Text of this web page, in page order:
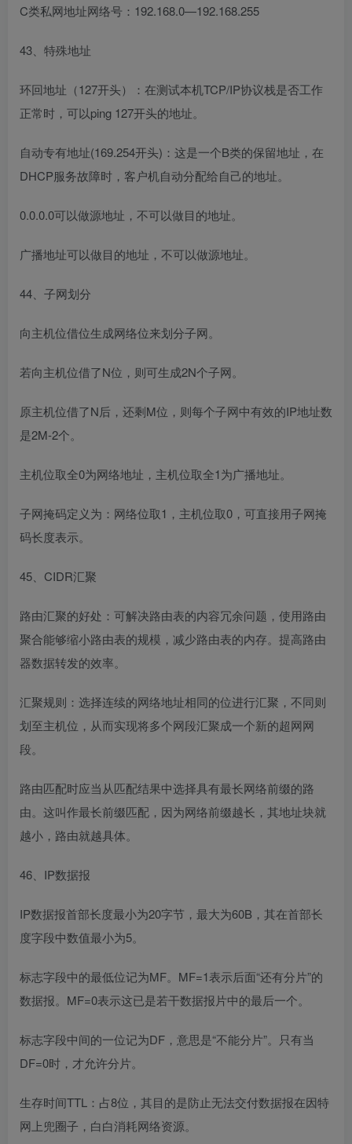
C类私网地址网络号：192.168.0—192.168.255
43、特殊地址
环回地址（127开头）：在测试本机TCP/IP协议栈是否工作
正常时，可以ping 127开头的地址。
自动专有地址(169.254开头)：这是一个B类的保留地址，在
DHCP服务故障时，客户机自动分配给自己的地址。
0.0.0.0可以做源地址，不可以做目的地址。
广播地址可以做目的地址，不可以做源地址。
44、子网划分
向主机位借位生成网络位来划分子网。
若向主机位借了N位，则可生成2N个子网。
原主机位借了N后，还剩M位，则每个子网中有效的IP地址数
是2M-2个。
主机位取全0为网络地址，主机位取全1为广播地址。
子网掩码定义为：网络位取1，主机位取0，可直接用子网掩
码长度表示。
45、CIDR汇聚
路由汇聚的好处：可解决路由表的内容冗余问题，使用路由
聚合能够缩小路由表的规模，减少路由表的内存。提高路由
器数据转发的效率。
汇聚规则：选择连续的网络地址相同的位进行汇聚，不同则
划至主机位，从而实现将多个网段汇聚成一个新的超网网
段。
路由匹配时应当从匹配结果中选择具有最长网络前缀的路
由。这叫作最长前缀匹配，因为网络前缀越长，其地址块就
越小，路由就越具体。
46、IP数据报
IP数据报首部长度最小为20字节，最大为60B，其在首部长
度字段中数值最小为5。
标志字段中的最低位记为MF。MF=1表示后面“还有分片”的
数据报。MF=0表示这已是若干数据报片中的最后一个。
标志字段中间的一位记为DF，意思是“不能分片”。只有当
DF=0时，才允许分片。
生存时间TTL：占8位，其目的是防止无法交付数据报在因特
网上兜圈子，白白消耗网络资源。